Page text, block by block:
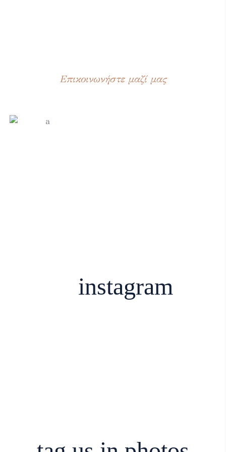
Επικοινωνήστε μαζί μας
instagram